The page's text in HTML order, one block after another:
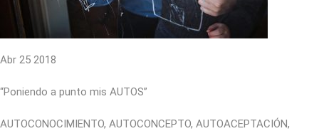
Abr 25 2018
“Poniendo a punto mis AUTOS”
AUTOCONOCIMIENTO, AUTOCONCEPTO, AUTOACEPTACIÓN,